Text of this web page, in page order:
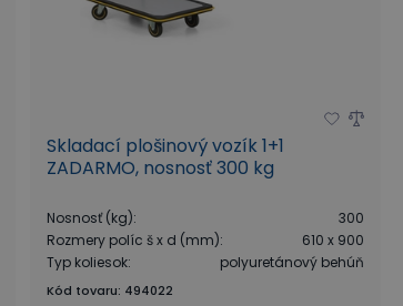
Skladací plošinový vozík 1+1
ZADARMO, nosnosť 300 kg
Nosnosť (kg):
300
Rozmery políc š x d (mm):
610 x 900
Typ koliesok: polyuretánový behúň
Kód tovaru: 494022